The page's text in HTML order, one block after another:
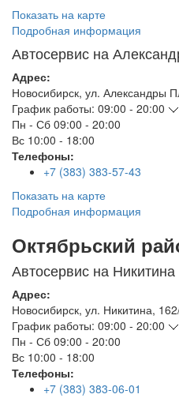
Показать на карте
Подробная информация
Автосервис на
Адрес:
Новосибирск, ул. Александры
График работы: 09:00 - 20:00
Пн - Сб 09:00 - 20:00
Вс 10:00 - 18:00
Телефоны:
+7 (383) 383-57-43
Показать на карте
Подробная информация
Октябрьский
Автосервис на Никитина
Адрес:
Новосибирск, ул. Никитина,
График работы: 09:00 - 20:00
Пн - Сб 09:00 - 20:00
Вс 10:00 - 18:00
Телефоны:
+7 (383) 383-06-01